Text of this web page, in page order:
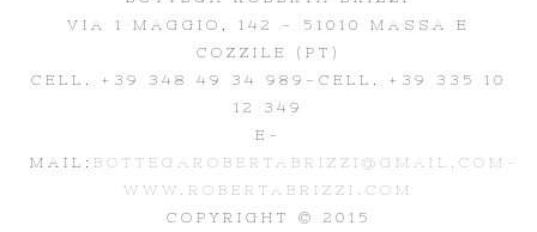
VIA 1 MAGGIO, 142 - 51010 MASSA E
COZZILE (PT)
CELL. +39 348 49 34 989 -CELL. +39 335 10
12 349
E-
MAIL: BOTTEGAROBERTABRIZZI@GMAIL.COM-
WWW.ROBERTABRIZZI.COM
COPYRIGHT © 2015